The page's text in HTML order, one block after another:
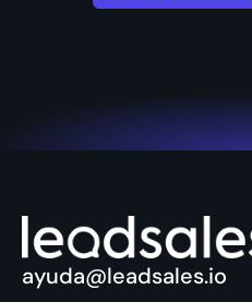
ayuda@leadsales.io